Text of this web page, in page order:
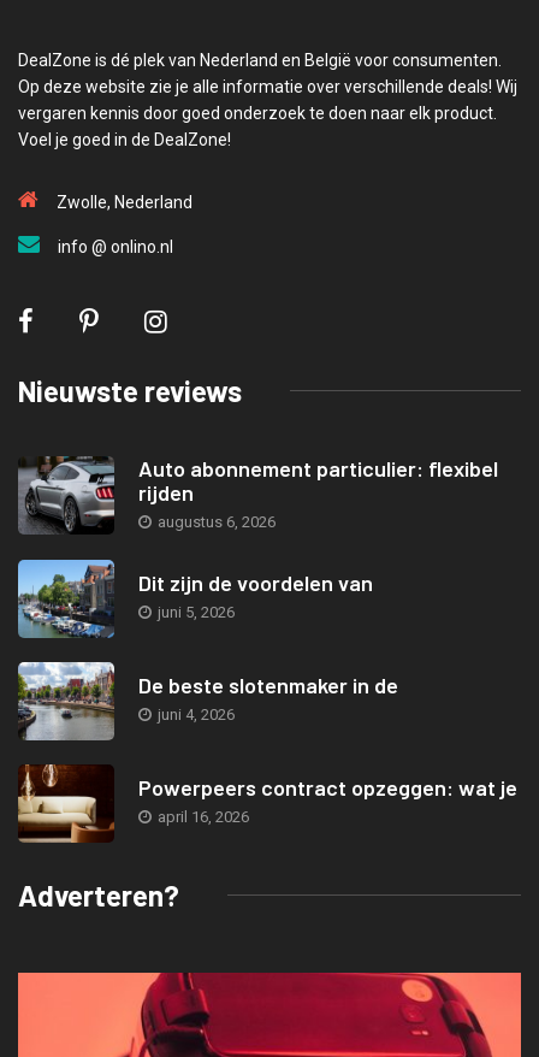
DealZone is dé plek van Nederland en België voor consumenten.
Op deze website zie je alle informatie over verschillende deals! Wij
vergaren kennis door goed onderzoek te doen naar elk product.
Voel je goed in de DealZone!
Zwolle, Nederland
info @ onlino.nl
Nieuwste reviews
Auto abonnement particulier: flexibel
rijden
augustus 6, 2026
Dit zijn de voordelen van
juni 5, 2026
De beste slotenmaker in de
juni 4, 2026
Powerpeers contract opzeggen: wat je
april 16, 2026
Adverteren?